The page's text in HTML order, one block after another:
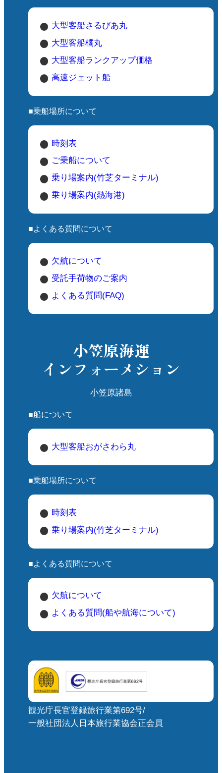
大型客船さるびあ丸
大型客船橘丸
大型客船ランクアップ価格
高速ジェット船
■乗船場所について
時刻表
ご乗船について
乗り場案内(竹芝ターミナル)
乗り場案内(熱海港)
■よくある質問について
欠航について
受託手荷物のご案内
よくある質問(FAQ)
小笠原海運
インフォーメション
小笠原諸島
■船について
大型客船おがさわら丸
■乗船場所について
時刻表
乗り場案内(竹芝ターミナル)
■よくある質問について
欠航について
よくある質問(船や航海について)
観光庁長官登録旅行業第692号/
一般社団法人日本旅行業協会正会員